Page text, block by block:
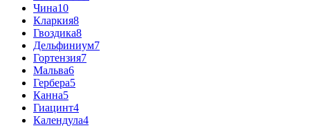
Чина10
Кларкия8
Гвоздика8
Дельфиниум7
Гортензия7
Мальва6
Гербера5
Канна5
Гиацинт4
Календула4